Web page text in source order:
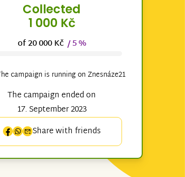
Collected
1 000 Kč
of 20 000 Kč / 5 %
campaign is running on Znesnáze21
The campaign ended on
17. September 2023
Share with friends